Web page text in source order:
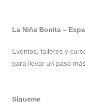
La Niña Bonita –
Eventos, talleres y
para llevar un paso
Sígueme